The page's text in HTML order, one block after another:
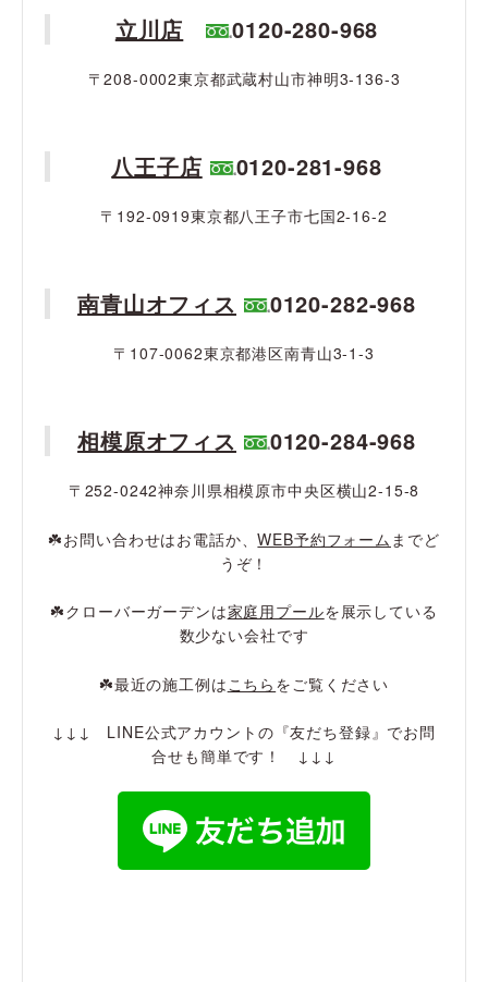
立川店 0120-280-968
〒208-0002東京都武蔵村山市神明3-136-3
八王子店 0120-281-968
〒192-0919東京都八王子市七国2-16-2
南青山オフィス 0120-282-968
〒107-0062東京都港区南青山3-1-3
相模原オフィス 0120-284-968
〒252-0242神奈川県相模原市中央区横山2-15-8
☘️お問い合わせはお電話か、WEB予約フォーム までど
うぞ！
☘️クローバーガーデンは家庭用プールを展示している
数少ない会社です
☘️最近の施工例は こちら をご覧ください
↓↓↓ LINE公式アカウントの『友だち登録』でお問
合せも簡単です！ ↓↓↓